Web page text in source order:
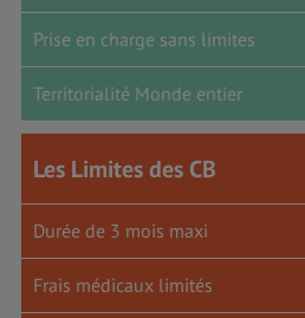
Prise en charge sans limites
Territorialité Monde entier
Les Limites des CB
Durée de 3 mois maxi
Frais médicaux limités